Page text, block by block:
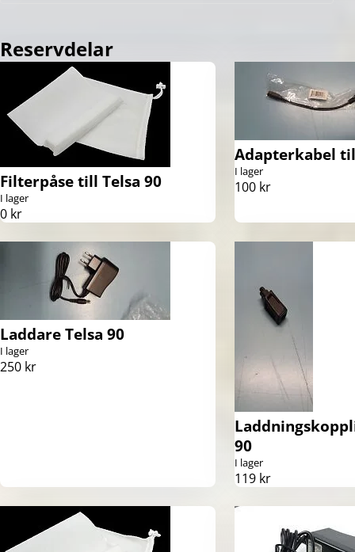
Reservdelar
Filterpåse till Telsa 90
I lager
0 kr
Adapterkabel
I lager
100 kr
Laddare Telsa 90
I lager
250 kr
90
I lager
119 kr